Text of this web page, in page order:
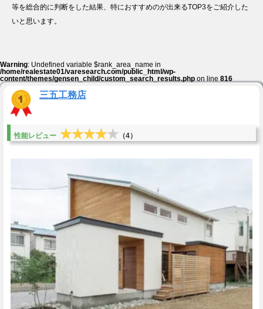
等を総合的に判断をした結果、特におすすめのが出来るTOP3をご紹介した
いと思います。
Warning: Undefined variable $rank_area_name in
/home/realestate01/varesearch.com/public_html/wp-
content/themes/gensen_child/custom_search_results.phpon line816
三五工務店
性能レビュー ★★★★★
★★★★★ （4）